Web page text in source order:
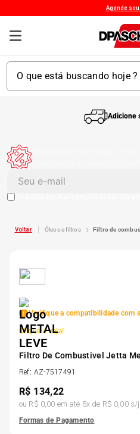
Agende
Adicione
óleos e filtros filtro de
Verifique a compatibilidade com
Clique e veja!
Filtro De Combustivel Jetta
Ref: AZ-7517491
R$ 134,22
ou R$ 0,00 em até 5x de R$ 0,00s/
Formas de Pagamento
2 º Bproauto
5º
6º
7º Pneu
8 º 195 55r15
9º